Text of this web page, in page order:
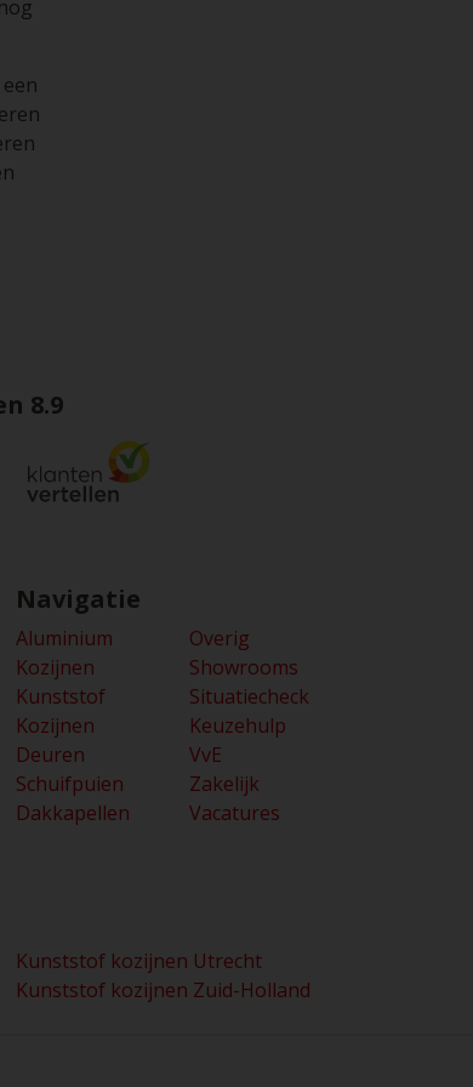
8.9
Navigatie
Aluminium
Kozijnen
Kunststof
Kozijnen
Deuren
Schuifpuien
Dakkapellen
Overig
Showrooms
Situatiecheck
Keuzehulp
VvE
Zakelijk
Vacatures
Kunststof kozijnen Utrecht
Kunststof kozijnen Zuid-Holland